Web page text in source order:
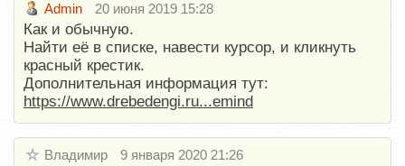
Admin 20 июня 2019 15:28
Как и обычную.
Найти её в списке, навести курсор, и кликнуть
красный крестик.
Дополнительная информация тут:
https://www.drebedengi.ru...emind
Владимир 9 января 2020 21:26